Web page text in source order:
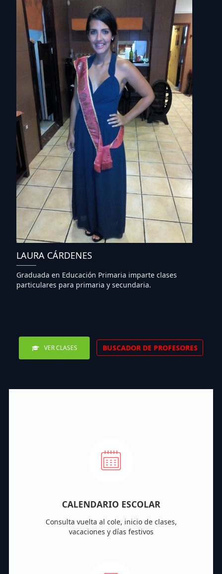
LAURA CÁRDENES
Graduada en Educación Primaria imparte clases
particulares para primaria y secundaria.
VER CLASES BUSCADOR DE PROFESORES
CALENDARIO ESCOLAR
Consulta vuelta al cole, inicio de clases,
vacaciones y días festivos